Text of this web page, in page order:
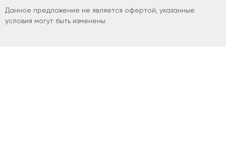
Данное предложение не является офертой, указанные
условия могут быть изменены